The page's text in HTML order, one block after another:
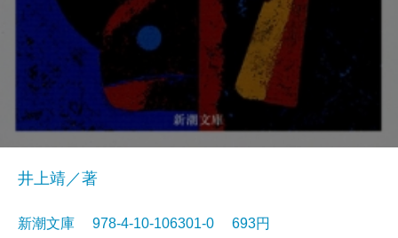
井上靖／著
新潮文庫 978-4-10-106301-0 693円